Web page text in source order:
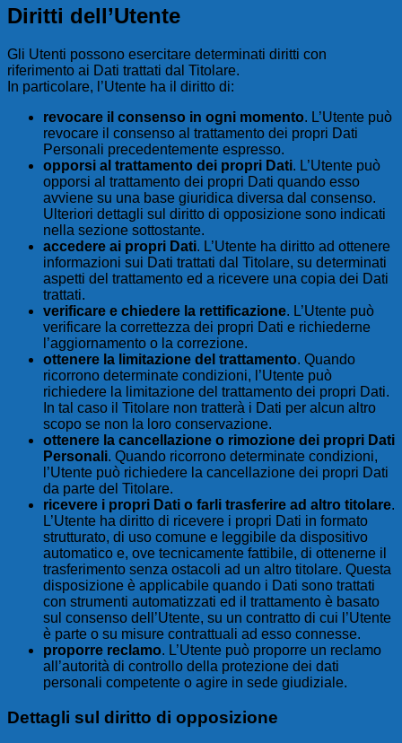
Diritti dell’Utente
Gli Utenti possono esercitare determinati diritti con
riferimento ai Dati trattati dal Titolare.
In particolare, l’Utente ha il diritto di:
revocare il consenso in ogni momento. L’Utente può
revocare il consenso al trattamento dei propri Dati
Personali precedentemente espresso.
opporsi al trattamento dei propri Dati. L’Utente può
opporsi al trattamento dei propri Dati quando esso
avviene su una base giuridica diversa dal consenso.
Ulteriori dettagli sul diritto di opposizione sono indicati
nella sezione sottostante.
accedere ai propri Dati. L’Utente ha diritto ad ottenere
informazioni sui Dati trattati dal Titolare, su determinati
aspetti del trattamento ed a ricevere una copia dei Dati
trattati.
verificare e chiedere la rettificazione. L’Utente può
verificare la correttezza dei propri Dati e richiederne
l’aggiornamento o la correzione.
ottenere la limitazione del trattamento. Quando
ricorrono determinate condizioni, l’Utente può
richiedere la limitazione del trattamento dei propri Dati.
In tal caso il Titolare non tratterà i Dati per alcun altro
scopo se non la loro conservazione.
ottenere la cancellazione o rimozione dei propri Dati
Personali. Quando ricorrono determinate condizioni,
l’Utente può richiedere la cancellazione dei propri Dati
da parte del Titolare.
ricevere i propri Dati o farli trasferire ad altro titolare.
L’Utente ha diritto di ricevere i propri Dati in formato
strutturato, di uso comune e leggibile da dispositivo
automatico e, ove tecnicamente fattibile, di ottenerne il
trasferimento senza ostacoli ad un altro titolare. Questa
disposizione è applicabile quando i Dati sono trattati
con strumenti automatizzati ed il trattamento è basato
sul consenso dell’Utente, su un contratto di cui l’Utente
è parte o su misure contrattuali ad esso connesse.
proporre reclamo. L’Utente può proporre un reclamo
all’autorità di controllo della protezione dei dati
personali competente o agire in sede giudiziale.
Dettagli sul diritto di opposizione